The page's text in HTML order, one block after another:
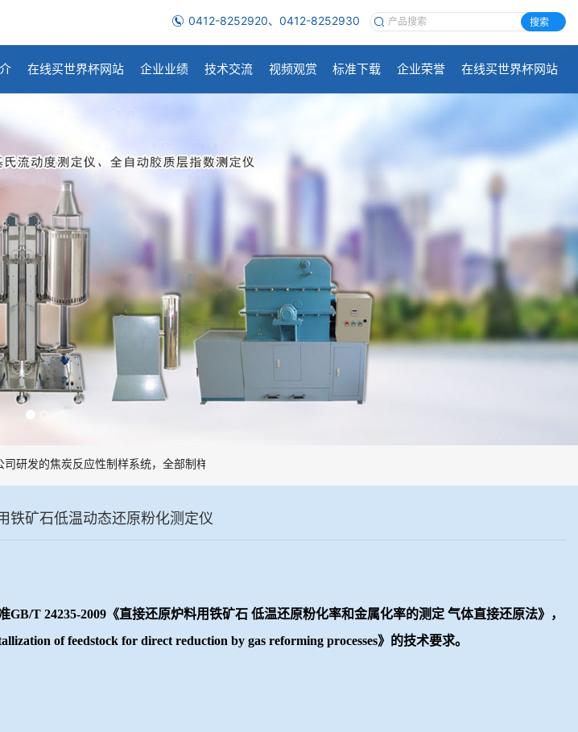
0412-8252920、0412-8252930 搜索
在线买世界杯网站 企业业绩 技术交流 视频观赏 标准下载 企业荣誉 在线买世界杯网站
研发的焦炭反应性制样系统，全部制样过程机械化操作，没有人为误差，焦球形状与人工制焦球法一致或优于人工制
铁矿石低温动态还原粉化测定仪
GB/T 24235-2009《直接还原炉料用铁矿石 低温还原粉化率和金属化率的测定 气体直接还原法》，
of feedstock for direct reduction by gas reforming processes》 的技术要求。